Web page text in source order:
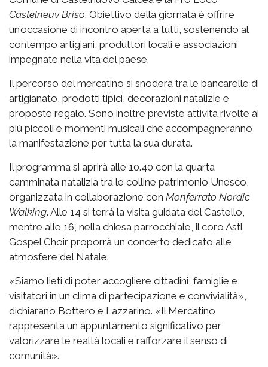
Castelneuv Brisó. Obiettivo della giornata è offrire
un’occasione di incontro aperta a tutti, sostenendo al
contempo artigiani, produttori locali e associazioni
impegnate nella vita del paese.
Il percorso del mercatino si snoderà tra le bancarelle di
artigianato, prodotti tipici, decorazioni natalizie e
proposte regalo. Sono inoltre previste attività rivolte ai
più piccoli e momenti musicali che accompagneranno
la manifestazione per tutta la sua durata.
Il programma si aprirà alle 10.40 con la quarta
camminata natalizia tra le colline patrimonio Unesco,
organizzata in collaborazione con Monferrato Nordic
Walking. Alle 14 si terrà la visita guidata del Castello,
mentre alle 16, nella chiesa parrocchiale, il coro Asti
Gospel Choir proporrà un concerto dedicato alle
atmosfere del Natale.
«Siamo lieti di poter accogliere cittadini, famiglie e
visitatori in un clima di partecipazione e convivialità»,
dichiarano Bottero e Lazzarino. «Il Mercatino
rappresenta un appuntamento significativo per
valorizzare le realtà locali e rafforzare il senso di
comunità».